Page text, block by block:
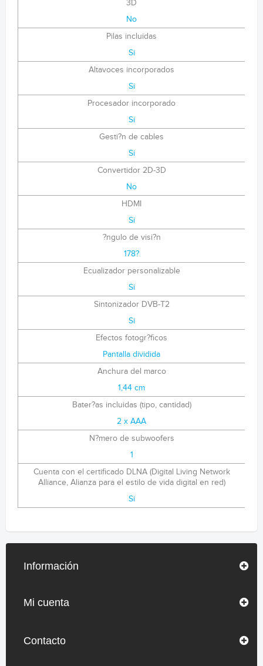
3D
No
Pilas incluidas
Si
Altavoces incorporados
Si
Procesador incorporado
Si
Gesti?n de cables
Si
Convertidor 2D-3D
No
HDMI
Si
?ngulo de visi?n
178?
Ecualizador personalizable
Si
Sintonizador DVB-T2
Si
Efectos fotogr?ficos
Pantalla dividida
Anchura del marco
1,44 cm
Bater?as incluidas (tipo, cantidad)
2 x AAA
N?mero de subwoofers
1
Cuenta con el certificado DLNA (Digital Living Network
Alliance, Alianza para el estilo de vida digital en red)
Si
Información
Mi cuenta
Contacto